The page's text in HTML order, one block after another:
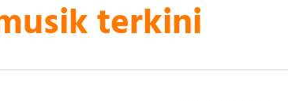
terkini